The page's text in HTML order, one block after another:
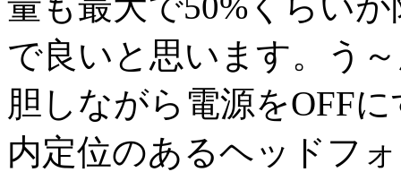
で良いと思います。う
胆しながら電源をOFF
内定位のあるヘッドフ